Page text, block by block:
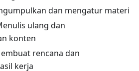
dan mengatur materi
ulang dan
konten
rencana dan
kerja